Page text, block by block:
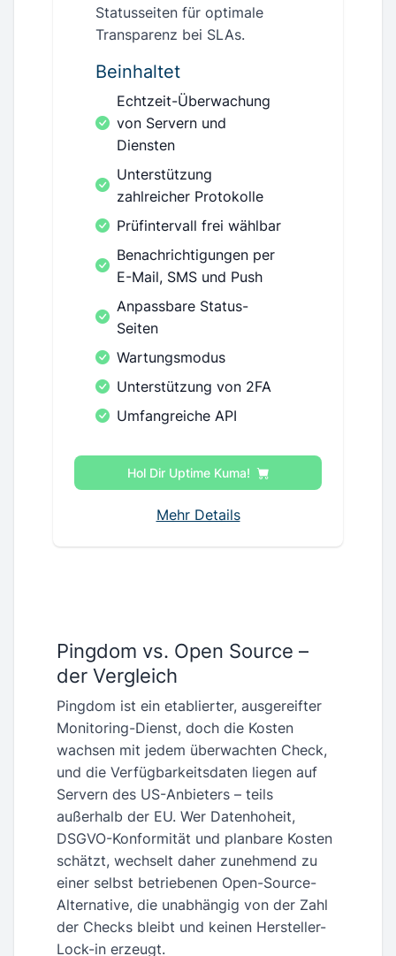
Statusseiten für optimale
Transparenz bei SLAs.
Beinhaltet
Echtzeit-Überwachung
von Servern und
Diensten
Unterstützung
zahlreicher Protokolle
Prüfintervall frei wählbar
Benachrichtigungen per
E-Mail, SMS und Push
Anpassbare Status-
Seiten
Wartungsmodus
Unterstützung von 2FA
Umfangreiche API
Hol Dir Uptime Kuma!
Mehr Details
Pingdom vs. Open Source –
der Vergleich
Pingdom ist ein etablierter, ausgereifter
Monitoring-Dienst, doch die Kosten
wachsen mit jedem überwachten Check,
und die Verfügbarkeitsdaten liegen auf
Servern des US-Anbieters – teils
außerhalb der EU. Wer Datenhoheit,
DSGVO-Konformität und planbare Kosten
schätzt, wechselt daher zunehmend zu
einer selbst betriebenen Open-Source-
Alternative, die unabhängig von der Zahl
der Checks bleibt und keinen Hersteller-
Lock-in erzeugt.